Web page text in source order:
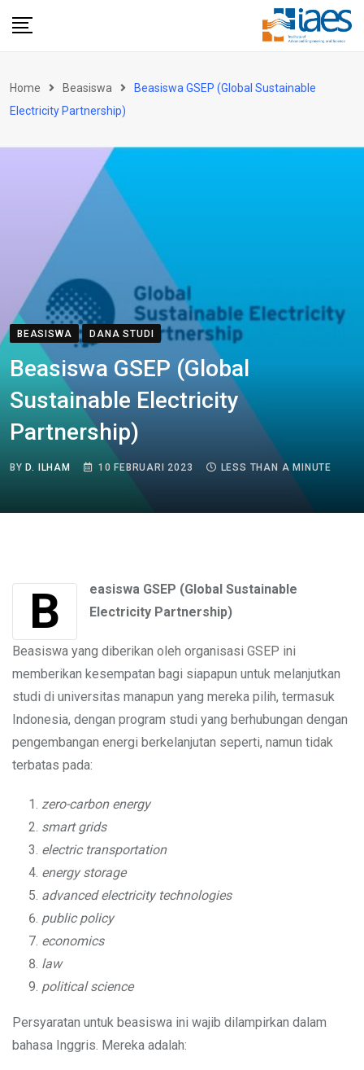
Home Beasiswa
Beasiswa GSEP (Global Sustainable
Electricity Partnership)
BEASISWA DANA STUDI
Beasiswa GSEP (Global
Sustainable Electricity
Partnership)
BYD. ILHAM 10 FEBRUARI 2023 LESS THAN A MINUTE
Beasiswa GSEP (Global Sustainable Electricity Partnership)
Beasiswa yang diberikan oleh organisasi GSEP ini
memberikan kesempatan bagi siapapun untuk melanjutkan
studi di universitas manapun yang mereka pilih, termasuk
Indonesia, dengan program studi yang berhubungan dengan
pengembangan energi berkelanjutan seperti, namun tidak
terbatas pada:
zero-carbon energy
smart grids
electric transportation
energy storage
advanced electricity technologies
public policy
economics
law
political science
Persyaratan untuk beasiswa ini wajib dilampirkan dalam
bahasa Inggris. Mereka adalah: